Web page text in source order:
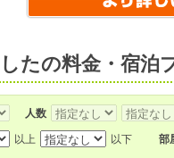
たの料金・宿泊
人数
以上 以下 部